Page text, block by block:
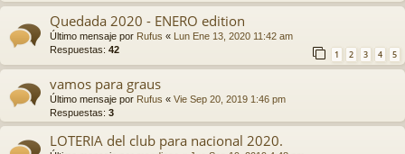
Quedada 2020 - ENERO edition
Último mensaje por Rufus «
Lun Ene 13, 2020 11:42 am
Respuestas: 42 1 2 3 4 5
vamos para graus
Último mensaje por Rufus « Vie Sep 20, 2019 1:46 pm
Respuestas: 3
LOTERIA del club para nacional 2020.